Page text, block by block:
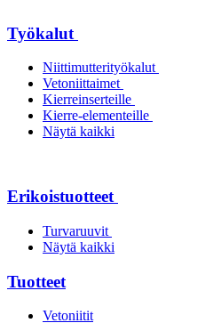
Työkalut
Niittimutterityökalut
Vetoniittaimet
Kierreinserteille
Kierre-elementeille
Näytä kaikki
Erikoistuotteet
Turvaruuvit
Näytä kaikki
Tuotteet
Vetoniitit